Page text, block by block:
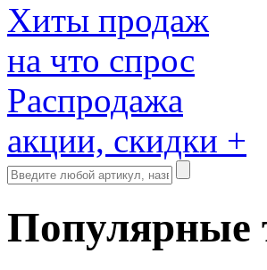
Хиты продаж
на что спрос
Распродажа
акции, скидки +
Популярные